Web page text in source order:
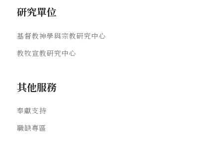
研究單位
基督教神學與宗教研究中心
教牧宣教研究中心
其他服務
奉獻支持
職缺專區